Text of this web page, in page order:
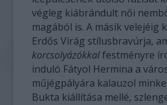
végleg kiábrándult női
magából is. A másik
Erdős Virág stílusbravúrja,
korcsolyázókkalfestményre
induló Fátyol Hermina a
műjégpályára kalauzol
Bukta kiállítása mellé,